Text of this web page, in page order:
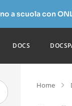
a scuola con
DOCS
Home